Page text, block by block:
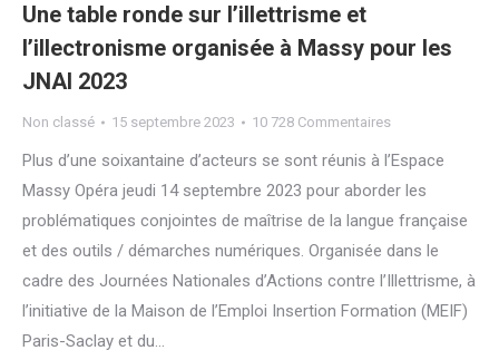
Une table ronde sur l’illettrisme et
l’illectronisme organisée à Massy pour les
JNAI 2023
Non classé 15 septembre 2023 10 728 Commentaires
Plus d’une soixantaine d’acteurs se sont réunis à l’Espace
Massy Opéra jeudi 14 septembre 2023 pour aborder les
problématiques conjointes de maîtrise de la langue française
et des outils / démarches numériques. Organisée dans le
cadre des Journées Nationales d’Actions contre l’Illettrisme, à
l’initiative de la Maison de l’Emploi Insertion Formation (MEIF)
Paris-Saclay et du…